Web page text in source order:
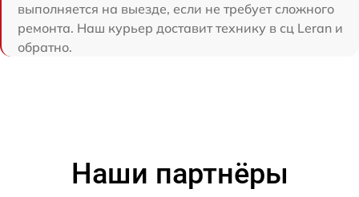
выполняется на выезде, если не требует сложного
ремонта. Наш курьер доставит технику в сц Leran и
обратно.
Наши партнёры